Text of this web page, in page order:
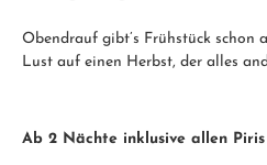
Obendrauf gibt’s Frühstück schon
Lust auf einen Herbst, der alles
Ab 2 Nächte inklusive allen